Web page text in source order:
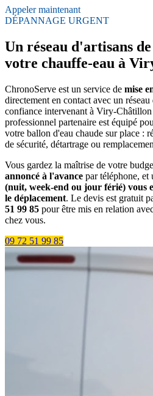
Appeler maintenant
DÉPANNAGE URGENT
Un réseau d'artisans
votre chauffe-eau à
ChronoServe est un service de mise
directement en contact avec un
confiance intervenant à Viry-Châtillon
professionnel partenaire est équipé
votre ballon d'eau chaude sur place :
de sécurité, détartrage ou
Vous gardez la maîtrise de votre
annoncé à l'avance par téléphone, et
(nuit, week-end ou jour férié) vous
le déplacement. Le devis est gratuit
51 99 85 pour être mis en relation
chez vous.
09 72 51 99 85